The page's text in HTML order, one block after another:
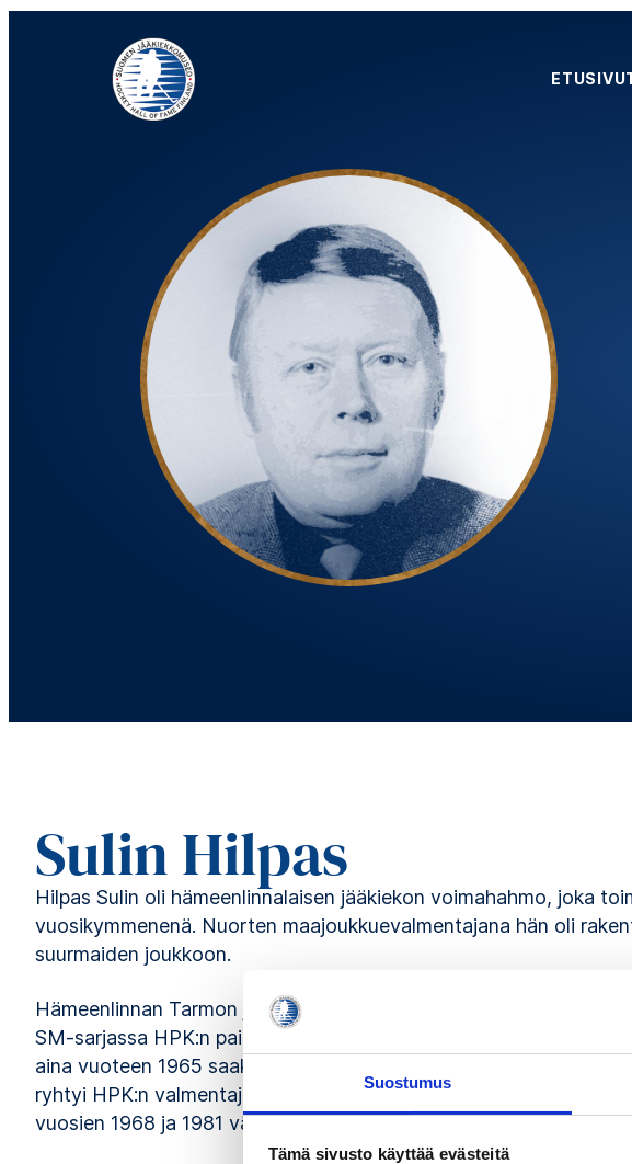
Suostumus
Tämä sivusto käyttää evästeitä
Jääkiekkomuseo – Hockey Hall of Fame Finland ETUSIVU
Sulin Hilpas
Hilpas Sulin oli hämeenlinnalaisen jääkiekon voimahahmo, joka
vuosikymmenenä. Nuorten maajoukkuevalmentajana hän oli
suurmaiden joukkoon.
Hämeenlinnan Tarmon jääpallojunioreissa urheilu-uransa
SM-sarjassa HPK:n paidassa 1950. Hän pelasi Kerhossa ensin
aina vuoteen 1965 saakka parhaana saavutuksenaan SM-pronssi
ryhtyi HPK:n valmentajaksi. Hän luotsasi seuraa toiseksi
vuosien 1968 ja 1981 välillä.